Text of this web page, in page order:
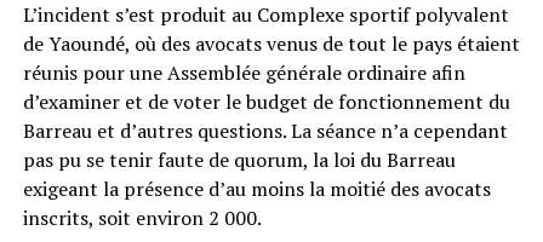
L’incident s’est produit au Complexe sportif polyvalent
de Yaoundé, où des avocats venus de tout le pays étaient
réunis pour une Assemblée générale ordinaire afin
d’examiner et de voter le budget de fonctionnement du
Barreau et d’autres questions. La séance n’a cependant
pas pu se tenir faute de quorum, la loi du Barreau
exigeant la présence d’au moins la moitié des avocats
inscrits, soit environ 2 000.